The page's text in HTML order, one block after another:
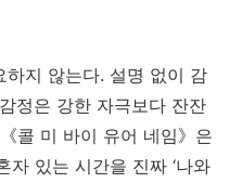
지 않는다. 설명 없이 감
정은 강한 자극보다 잔잔
콜 미 바이 유어 네임》은
자 있는 시간을 진짜 ‘나와